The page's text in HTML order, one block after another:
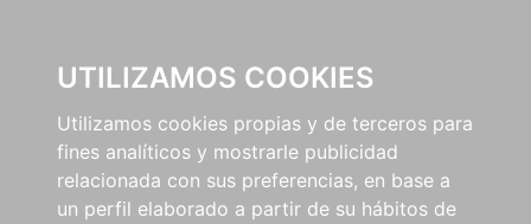
UTILIZAMOS COOKIES
Utilizamos cookies propias y de terceros para
fines analíticos y mostrarle publicidad
relacionada con sus preferencias, en base a
un perfil elaborado a partir de su hábitos de